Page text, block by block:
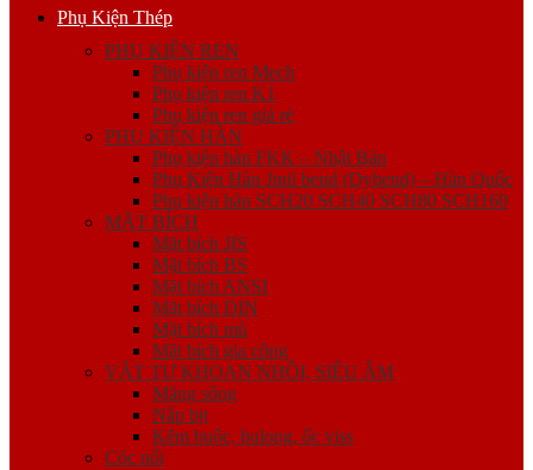
Phụ Kiện Thép
PHỤ KIỆN REN
Phụ kiện ren Mech
Phụ kiện ren K1
Phụ kiện ren giá rẻ
PHỤ KIỆN HÀN
Phụ kiện hàn FKK – Nhật Bản
Phụ Kiện Hàn Jinil bend (Dybend) – Hàn Quốc
Phụ kiện hàn SCH20 SCH40 SCH80 SCH160
MẶT BÍCH
Mặt bích JIS
Mặt bích BS
Mặt bích ANSI
Mặt bích DIN
Mặt bích mù
Mặt bích gia công
VẬT TƯ KHOAN NHỒI, SIÊU ÂM
Măng sông
Nắp bịt
Kẽm buộc, bulong, ốc viss
Cóc nối